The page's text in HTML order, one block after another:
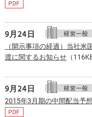
9月24日
（開示事項の経過）当社
渡に関するお知らせ （
9月24日
2015年3月期の中間配当予